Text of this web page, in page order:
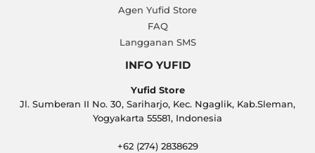
Agen Yufid Store
FAQ
Langganan SMS
INFO YUFID
Yufid Store
Jl. Sumberan II No. 30, Sariharjo, Kec. Ngaglik, Kab.Sleman,
Yogyakarta 55581, Indonesia
+62 (274) 2838629